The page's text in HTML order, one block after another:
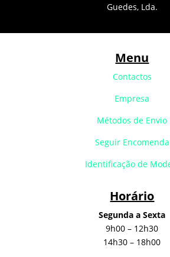
Guedes, Lda.
Menu
Contactos
Empresa
Métodos de Envio
Seguir Encomenda
Identificação de
Horário
Segunda a Sexta
9h00 – 12h30
14h30 – 18h00